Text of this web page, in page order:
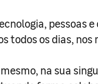
pessoas
todos os dias,
na sua